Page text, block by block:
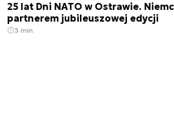
25 lat Dni NATO w Ostrawie.
partnerem jubileuszowej edycji
3 min.